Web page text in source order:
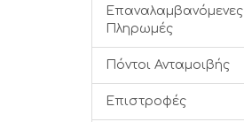
Επαναλαμβανόμενες
Πληρωμές
Πόντοι Ανταμοιβής
Επιστροφές